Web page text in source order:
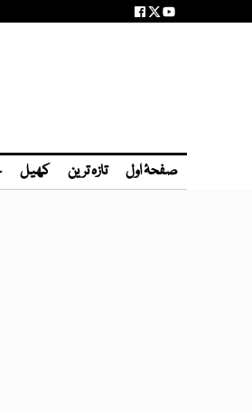
صفحۂ اول تازہ ترین کھیل